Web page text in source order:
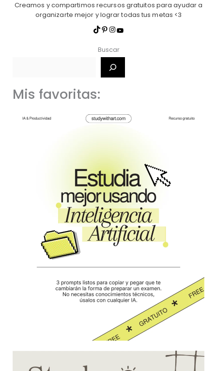
Creamos y compartimos recursos gratuitos para ayudar a
organizarte mejor y lograr todas tus metas <3
Buscar
Mis favoritas: